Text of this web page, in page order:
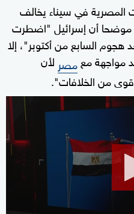
المصرية في سيناء يخالف
أن إسرائيل "اضطرت
هجوم السابع من أكتوبر"، إلا
مواجهة معمصر لأن
من الخلافات".
0
seconds
of
16
minutes,
seconds